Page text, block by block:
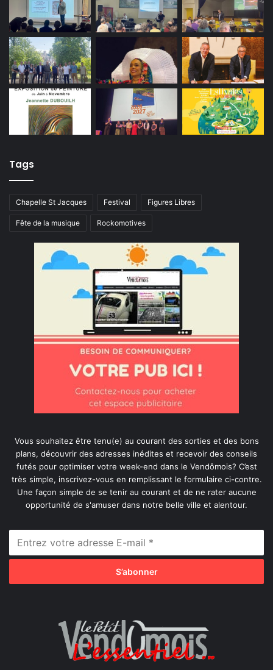
Tags
Chapelle St Jacques Festival Figures Libres
Fête de la musique Rockomotives
Vous souhaitez être tenu(e) au courant des sorties et des bons
plans, découvrir des adresses inédites et recevoir des conseils
futés pour optimiser votre week-end dans le Vendômois? C’est
très simple, inscrivez-vous en remplissant le formulaire ci-contre.
Une façon simple de se tenir au courant et de ne rater aucune
opportunité de s'amuser dans notre belle ville et alentour.